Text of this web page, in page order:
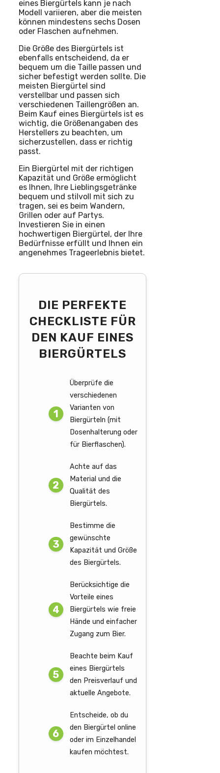
eines Biergürtels kann je nach
Modell variieren, aber die meisten
können mindestens sechs Dosen
oder Flaschen aufnehmen.
Die Größe des Biergürtels ist
ebenfalls entscheidend, da er
bequem um die Taille passen und
sicher befestigt werden sollte. Die
meisten Biergürtel sind
verstellbar und passen sich
verschiedenen Taillengrößen an.
Beim Kauf eines Biergürtels ist es
wichtig, die Größenangaben des
Herstellers zu beachten, um
sicherzustellen, dass er richtig
passt.
Ein Biergürtel mit der richtigen
Kapazität und Größe ermöglicht
es Ihnen, Ihre Lieblingsgetränke
bequem und stilvoll mit sich zu
tragen, sei es beim Wandern,
Grillen oder auf Partys.
Investieren Sie in einen
hochwertigen Biergürtel, der Ihre
Bedürfnisse erfüllt und Ihnen ein
angenehmes Trageerlebnis bietet.
DIE PERFEKTE
CHECKLISTE FÜR
DEN KAUF EINES
BIERGÜRTELS
Überprüfe die
verschiedenen
Varianten von
Biergürteln (mit
Dosenhalterung oder
für Bierflaschen).
Achte auf das
Material und die
Qualität des
Biergürtels.
Bestimme die
gewünschte
Kapazität und Größe
des Biergürtels.
Berücksichtige die
Vorteile eines
Biergürtels wie freie
Hände und einfacher
Zugang zum Bier.
Beachte beim Kauf
eines Biergürtels
den Preisverlauf und
aktuelle Angebote.
Entscheide, ob du
den Biergürtel online
oder im Einzelhandel
kaufen möchtest.